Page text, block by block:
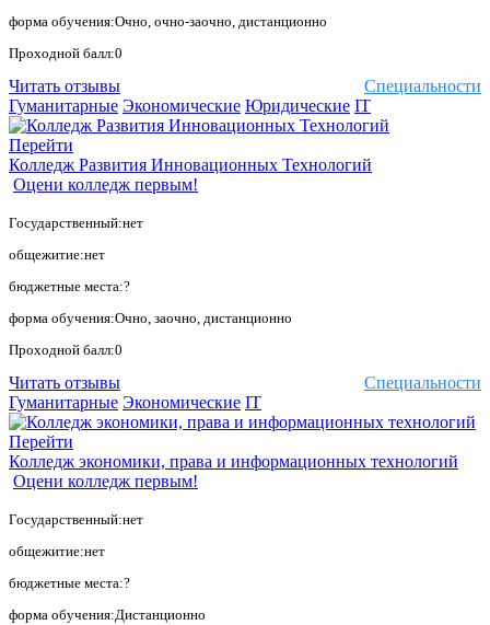
форма обучения:Очно, очно-заочно, дистанционно
Проходной балл:0
Специальности
Читать отзывы
Гуманитарные Экономические Юридические IT
Перейти
Колледж Развития Инновационных Технологий
Оцени колледж первым!
Государственный:нет
общежитие:нет
бюджетные места:?
форма обучения:Очно, заочно, дистанционно
Проходной балл:0
Специальности
Читать отзывы
Гуманитарные Экономические IT
Перейти
Колледж экономики, права и информационных технологий
Оцени колледж первым!
Государственный:нет
общежитие:нет
бюджетные места:?
форма обучения:Дистанционно